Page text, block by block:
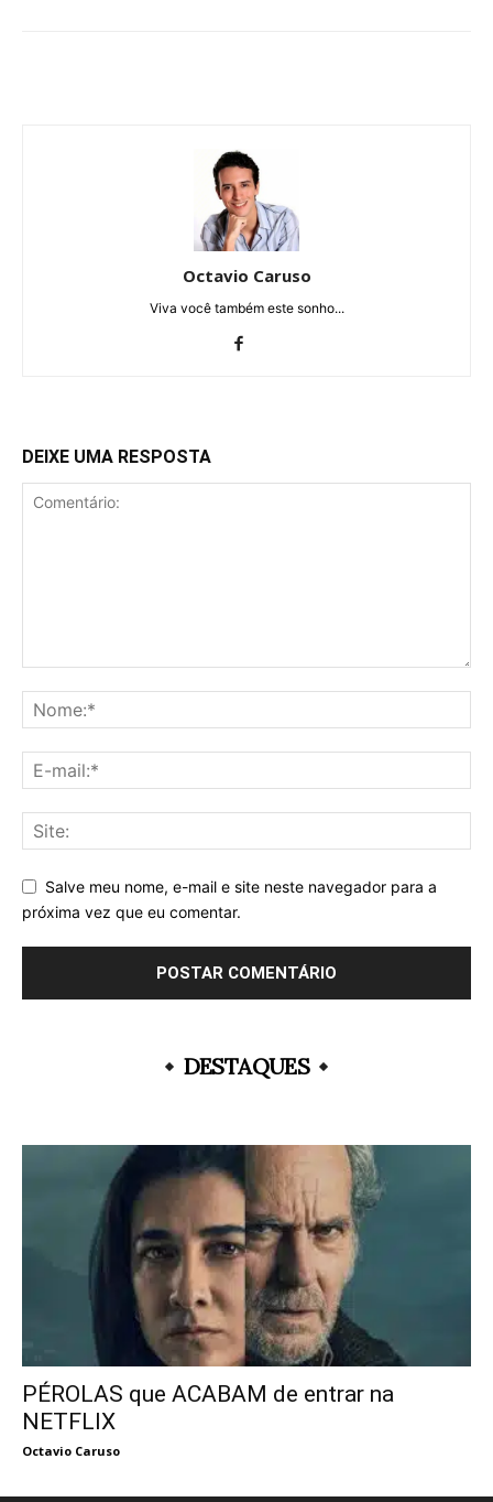
Octavio Caruso
Viva você também este sonho...
DEIXE UMA RESPOSTA
Salve meu nome, e-mail e site neste navegador para a
próxima vez que eu comentar.
DESTAQUES
PÉROLAS que ACABAM de entrar na
NETFLIX
Octavio Caruso